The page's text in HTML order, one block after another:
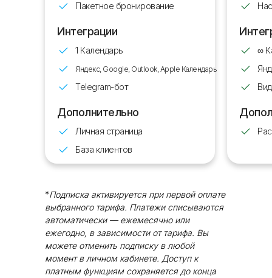
*Подписка активируется при первой оплате
выбранного тарифа. Платежи списываются
автоматически — ежемесячно или
ежегодно, в зависимости от тарифа. Вы
можете отменить подписку в любой
момент в личном кабинете. Доступ к
платным функциям сохраняется до конца
1 Календарь
Яндекс, Google, Outlook, Apple Календарь
Личная страница
База клиентов
Дополнительно
Telegram-бот
Пакетное бронирование
Интеграции
∞